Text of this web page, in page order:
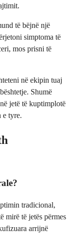
të bëjnë një
simptoma të
mos prisni të
në ekipin tuaj
Shumë
jetë të kuptimplotë
e tyre.
tradicional,
mirë të jetës përmes
arrijnë